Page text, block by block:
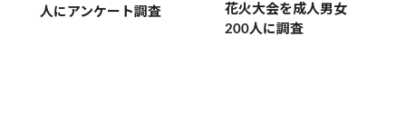
人にアンケート調査
花火大会を成人男女
200人に調査